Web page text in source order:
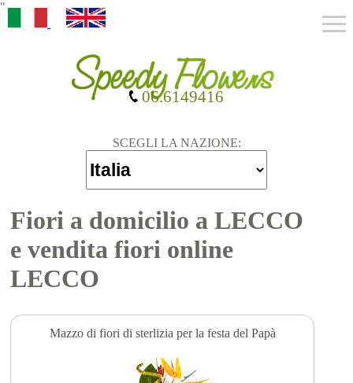
"
SCEGLI LA NAZIONE:
06.6149416
Fiori a domicilio a LECCO
e vendita fiori online
LECCO
Mazzo di fiori di sterlizia per la festa del Papà